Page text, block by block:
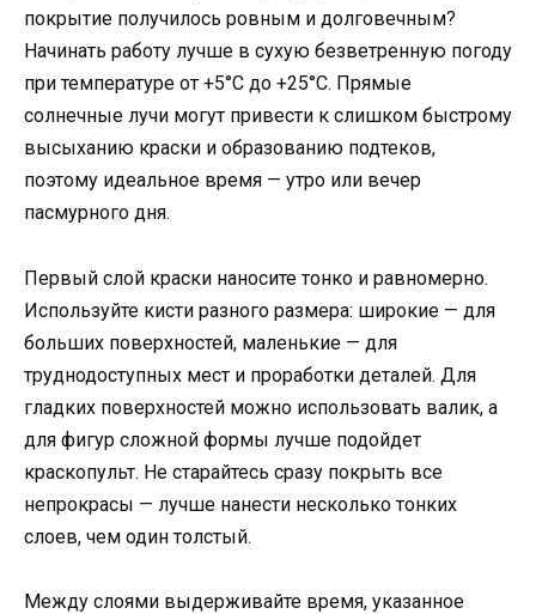
покрытие получилось ровным и долговечным?
Начинать работу лучше в сухую безветренную погоду
при температуре от +5°C до +25°C. Прямые
солнечные лучи могут привести к слишком быстрому
высыханию краски и образованию подтеков,
поэтому идеальное время — утро или вечер
пасмурного дня.
Первый слой краски наносите тонко и равномерно.
Используйте кисти разного размера: широкие — для
больших поверхностей, маленькие — для
труднодоступных мест и проработки деталей. Для
гладких поверхностей можно использовать валик, а
для фигур сложной формы лучше подойдет
краскопульт. Не старайтесь сразу покрыть все
непрокрасы — лучше нанести несколько тонких
слоев, чем один толстый.
Между слоями выдерживайте время, указанное